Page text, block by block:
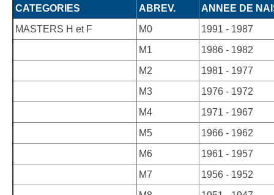
CATEGORIES ABREV.
ANNEE DE
MASTERS H et F
M0
1991 - 1987
M1
1986 - 1982
M2
1981 - 1977
M3
1976 - 1972
M4
1971 - 1967
M5
1966 - 1962
M6
1961 - 1957
M7
1956 - 1952